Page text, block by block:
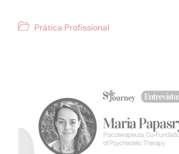
Categorias
Prática Profissional